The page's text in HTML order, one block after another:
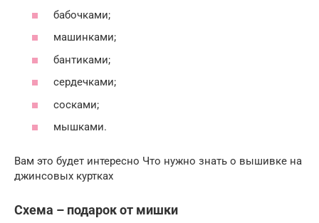
бабочками;
машинками;
бантиками;
сердечками;
сосками;
мышками.
Вам это будет интересно Что нужно знать о вышивке на
джинсовых куртках
Схема – подарок от мишки